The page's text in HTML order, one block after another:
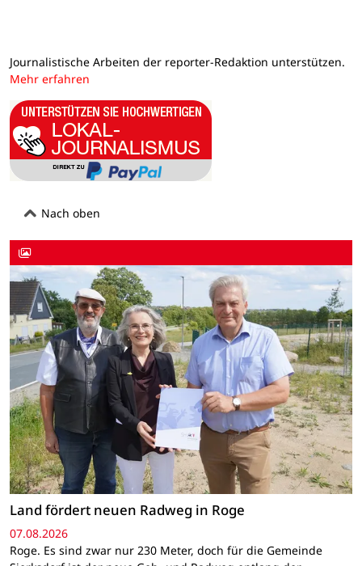
Journalistische Arbeiten der reporter-Redaktion unterstützen.
Mehr erfahren
Nach oben
Land fördert neuen Radweg in Roge
07.08.2026
Roge. Es sind zwar nur 230 Meter, doch für die Gemeinde